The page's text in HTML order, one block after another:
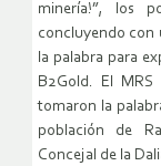
minería!”, los
concluyendo con
la palabra para
B2Gold. El
tomaron la
población de
Concejal de la